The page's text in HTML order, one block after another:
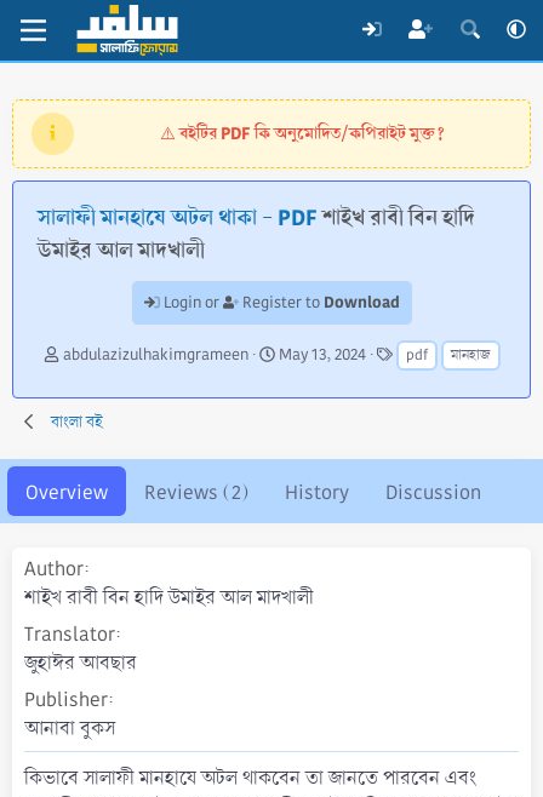
⚠️বইটির PDF কি অনুমোদিত/কপিরাইট মুক্ত?
সালাফী মানহাযে অটল থাকা - PDFশাইখ রাবী বিন হাদি
উমাইর আল মাদখালী
Login or Register to Download
A
t
h
r
abdulazizulhakimgrameen
C
e
i
e
May 13, 2024
T
a
g
pdf মানহাজ
বাংলা বই
Overview Reviews (2) History Discussion
Author
শাইখ রাবী বিন হাদি উমাইর আল মাদখালী
Translator
জুহাঈর আবছার
Publisher
আনাবা বুকস
কিভাবে সালাফী মানহাযে অটল থাকবেন তা জানতে পারবেন এবং